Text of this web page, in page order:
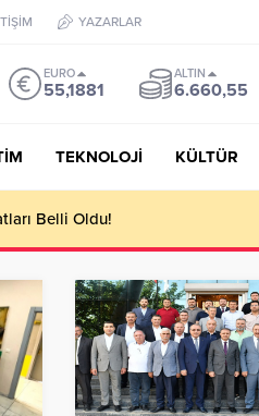
YAZARLAR
EURO
55,1881
ALTIN
6.660,55
TEKNOLOJİ KÜLTÜR
Belli Oldu!